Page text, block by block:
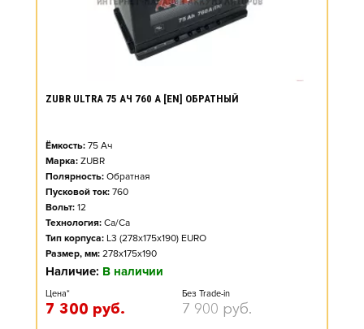
ZUBR ULTRA 75 АЧ 760 А [EN] ОБРАТНЫЙ
Ёмкость: 75 Ач
Марка: ZUBR
Полярность: Обратная
Пусковой ток: 760
Вольт: 12
Технология: Ca/Ca
Тип корпуса: L3 (278x175x190) EURO
Размер, мм: 278x175x190
Наличие: В наличии
Цена*
7 300 руб.
Без Trade-in
7 900 руб.